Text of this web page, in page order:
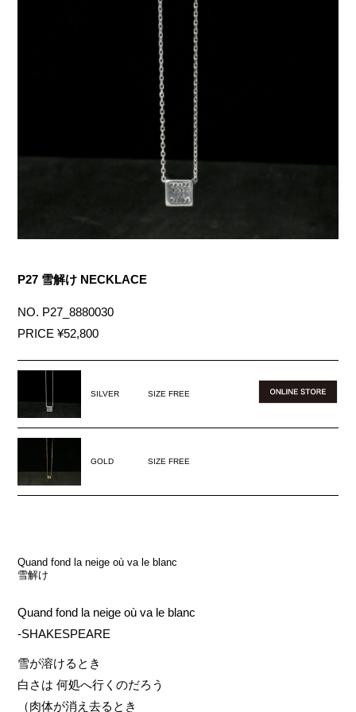
P27 雪解け NECKLACE
NO. P27_8880030
PRICE ¥52,800
SILVER SIZE FREE
GOLD SIZE FREE
Quand fond la neige où va le blanc
雪解け
Quand fond la neige où va le blanc
-SHAKESPEARE
雪が溶けるとき
白さは 何処へ行くのだろう
（肉体が消え去るとき